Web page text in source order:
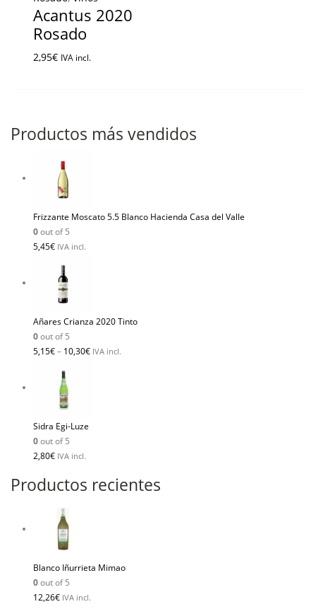
Acantus 2020
Rosado
2,95€ IVA incl.
Productos más vendidos
Frizzante Moscato 5.5 Blanco Hacienda Casa del Valle
0out of 5
5,45€ IVA incl.
Añares Crianza 2020 Tinto
0out of 5
5,15€– 10,30€ IVA incl.
Sidra Egi-Luze
0out of 5
2,80€ IVA incl.
Productos recientes
Blanco Iñurrieta Mimao
0out of 5
12,26€ IVA incl.